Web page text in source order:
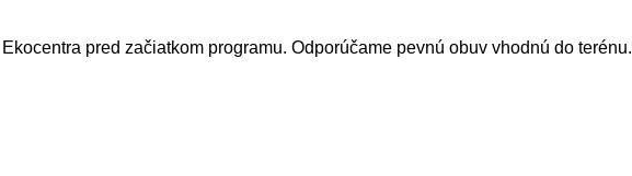
pred začiatkom programu. Odporúčame pevnú obuv vhodnú do terénu.